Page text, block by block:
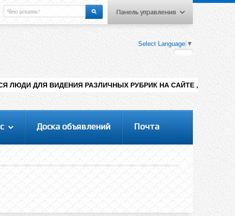
Меню пользователя
Вход на сайт
Регистрация
Панель управления
Select Language ▼
РАЗЛИЧНЫХ РУБРИК НА САЙТЕ , ДОБАВЛЕНИЯ
Доска объявлений Почта